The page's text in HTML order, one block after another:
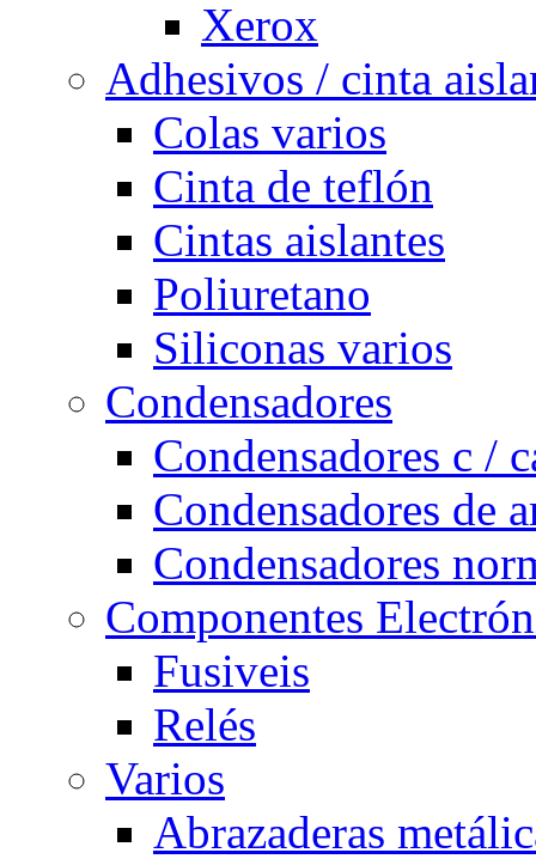
Xerox
Adhesivos / cinta
Colas varios
Cinta de teflón
Cintas aislantes
Poliuretano
Siliconas varios
Condensadores
Condensadores c /
Condensadores de
Condensadores
Componentes
Fusiveis
Relés
Varios
Abrazaderas